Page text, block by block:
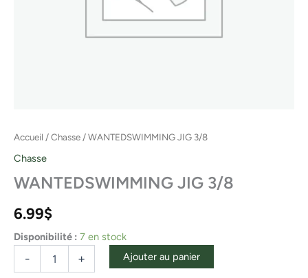
Accueil /Chasse / WANTEDSWIMMING JIG 3/8
Chasse
WANTEDSWIMMING JIG 3/8
6.99$
Disponibilité : 7 en stock
- + Ajouter au panier